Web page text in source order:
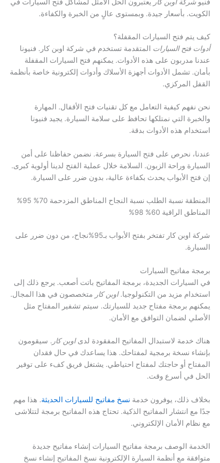
فنيو شركة اوبن كار يعتبرون الحل الأمثل لمشاكل فتح السيارات في
الكويت. بأسعار جيدة. وبمستوى عالٍ من الخبرة والكفاءة.
كيف يتم فتح السيارات المقفلة؟
أدوات فتح السيارات المتقدمة تستخدم في شركة اوبن كار. فنيونا
عندنا مدربون على هذه الأدوات. يمكنهم فتح السيارات المقفلة
بأمان. تشمل الأدوات أجهزة الأسلاك وأدوات إلكترونية خاصة بأنظمة
القفل المركزي.
نحن نفهم كيفية التعامل مع كل تقنيات فتح الأقفال. المهارة
والخبرة التي نمتلكها تحافظ على سلامة السيارة. يجيد فنيونا
استخدام هذه الأدوات بدقة.
عندنا، نحرص على فتح السيارة بسرعة. نضمن حفاظنا على أمن
السيارة وراحة الزبون. السلامة خلال عملية الفتح لدينا أولوية كبرى.
إن فتح الأبواب يحدث بكفاءة عالية، بدون ضرر على السيارة.
المنطقة نسبة الطلب نسبة النجاح المناطق المزدحمة 70% 95%
المناطق الراقية 60% 98%
شركة اوبن كار تفتخر بفتح الأبواب بـ95%نجاح، من دون ضرر على
السيارة.
برمجة مفاتيح السيارات
في السيارات الجديدة، برمجة المفاتيح باتت أصعب. يرجع ذلك إلى
استخدام مزيد من التكنولوجيا.اوبن كار متخصصون في هذا المجال.
يمكنهم برمجة مفتاح جديد للسيارتك. سيتم تشفير المفتاح مثل
الأصلي لضمان التوافق مع الأمان.
هناك خدمة لاستبدال المفاتيح المفقودة لدىاوبن كار . سيقومون
بإنشاء نسخة برمجية لمفتاحك. هذا يساعدك في حال فقدان
المفتاح أو حاجتك لمفتاح احتياطي. يشتغل فريق كفء على توفير
الحل في أسرع وقت.
بخلاف ذلك، يوفرون خدمة نسخ مفاتيح للسيارات الحديثة. هذا مهم
جدًا مع انتشار المفاتيح الذكية. تحتاج هذه المفاتيح برمجة لتتلاشى
مع نظام الأمان الإلكتروني.
الخدمة الوصف برمجة مفاتيح السيارات إنشاء مفاتيح جديدة
متوافقة مع أنظمة السيارة الإلكترونية نسخ المفاتيح إنشاء نسخ